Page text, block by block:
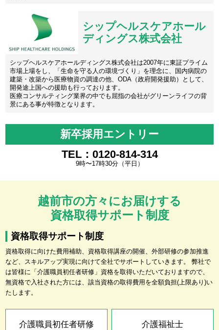
シップヘルスケアホール
ディングス株式会社
シップヘルスケアホールディングス株式会社は2007年に東証プライム
市場上場をし、「生命を守る人の環境づくり」を理念に、国内病院の
建築・改築から医療物資の調達の他、ODA（政府開発援助）として、
開発途上国への援助も行っております。
医療コンサルティング業界の中でも屈指の会社がグリーンライフの背
景にある事が特徴となります。
新卒採用エントリー
TEL：0120-814-314
9時〜17時30分（平日）
越前市の方々にお届けする
資格取得サポート制度
資格取得サポート制度
資格取得に向けた費用補助、資格取得講座の開催、外部研修の参加推進
など、スキルアップ実現に向けて全社でサポートしていきます。 弊社で
は皆様に「介護職員初任者研修」資格を取得いただいておりますので、
無資格で入社された方には、該当資格の取得費用を全額負担(上限あり)い
たします。
介護職員初任者研修 介護福祉士